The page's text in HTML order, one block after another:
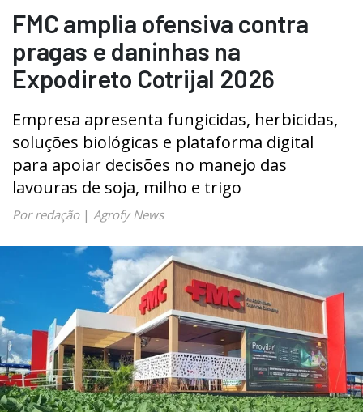
FMC amplia ofensiva contra
pragas e daninhas na
Expodireto Cotrijal 2026
Empresa apresenta fungicidas, herbicidas,
soluções biológicas e plataforma digital
para apoiar decisões no manejo das
lavouras de soja, milho e trigo
Por redação| Agrofy News